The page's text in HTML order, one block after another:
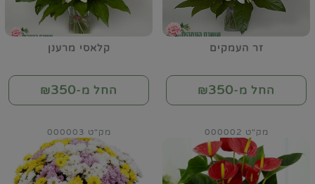
זר העמקים
החל מ-₪350
קלאסי מרענן
החל מ-₪350
מק"ט 000002 מק"ט 000003